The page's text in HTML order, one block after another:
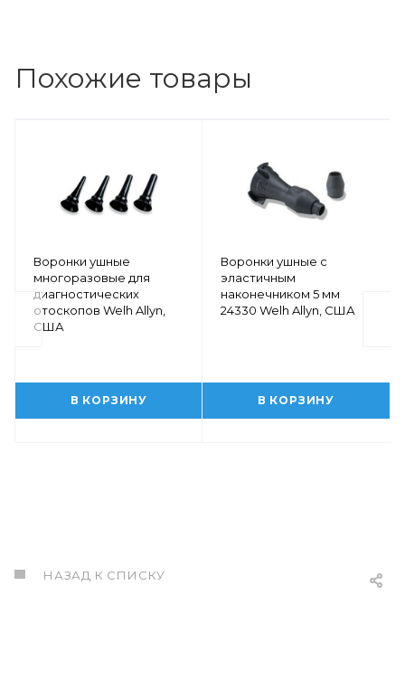
Похожие товары
Воронки ушные
многоразовые для
диагностических
отоскопов Welh Allyn,
США
В КОРЗИНУ
Воронки ушные с
эластичным
наконечником 5 мм
24330 Welh Allyn, США
В КОРЗИНУ
НАЗАД К СПИСКУ